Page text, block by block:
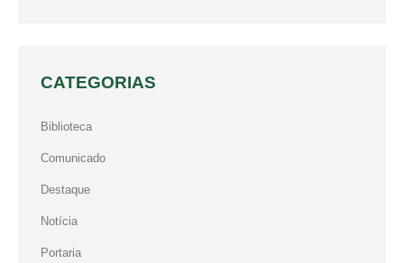
CATEGORIAS
Biblioteca
Comunicado
Destaque
Notícia
Portaria